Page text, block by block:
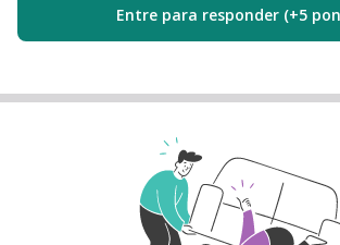
Entre para responder (+5